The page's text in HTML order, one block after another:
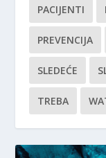
PACIJENTI
PREVENCIJA
SLEDEĆE
TREBA